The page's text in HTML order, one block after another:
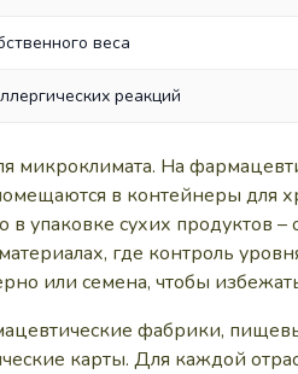
веса
реакций
микроклимата. На
в контейнеры
сухих продуктов –
где контроль
или семена, чтобы
фабрики,
карты. Для каждой